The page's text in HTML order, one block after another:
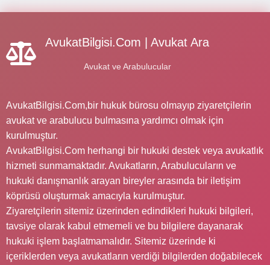
AvukatBilgisi.Com | Avukat Ara
Avukat ve Arabulucular
AvukatBilgisi.Com,bir hukuk bürosu olmayıp ziyaretçilerin
avukat ve arabulucu bulmasına yardımcı olmak için
kurulmuştur.
AvukatBilgisi.Com herhangi bir hukuki destek veya avukatlık
hizmeti sunmamaktadır. Avukatların, Arabulucuların ve
hukuki danışmanlık arayan bireyler arasında bir iletişim
köprüsü oluşturmak amacıyla kurulmuştur.
Ziyaretçilerin sitemiz üzerinden edindikleri hukuki bilgileri,
tavsiye olarak kabul etmemeli ve bu bilgilere dayanarak
hukuki işlem başlatmamalıdır. Sitemiz üzerinde ki
içeriklerden veya avukatların verdiği bilgilerden doğabilecek